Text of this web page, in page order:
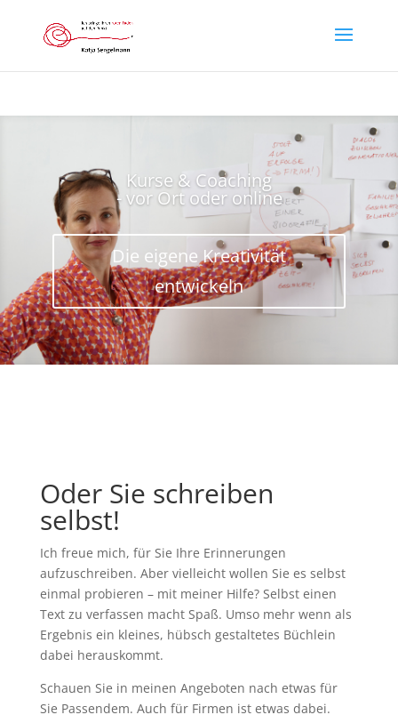
Kurse & Coaching
- vor Ort oder online
Die eigene Kreativität
entwickeln
Oder Sie schreiben
selbst!
Ich freue mich, für Sie Ihre Erinnerungen
aufzuschreiben. Aber vielleicht wollen Sie es selbst
einmal probieren – mit meiner Hilfe? Selbst einen
Text zu verfassen macht Spaß. Umso mehr wenn als
Ergebnis ein kleines, hübsch gestaltetes Büchlein
dabei herauskommt.
Schauen Sie in meinen Angeboten nach etwas für
Sie Passendem. Auch für Firmen ist etwas dabei.